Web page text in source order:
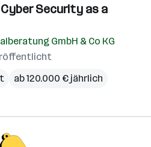
Security as a
GmbH & Co KG
ab 120.000 € jährlich